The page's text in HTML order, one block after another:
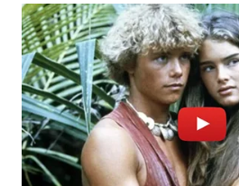
WN
SURABAYA
WN
NATUNA
WN